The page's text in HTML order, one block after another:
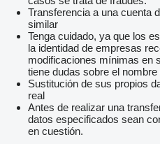
Transferencia a una cuenta
similar
Tenga cuidado, ya que los
la identidad de empresas
modificaciones mínimas en
tiene dudas sobre el
Sustitución de sus propios
real
Antes de realizar una
datos especificados sean
en cuestión.